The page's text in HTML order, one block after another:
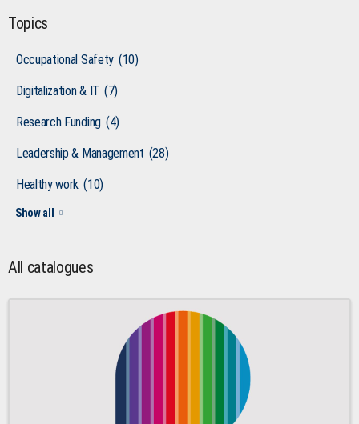
Topics
Occupational Safety (10)
Digitalization & IT (7)
Research Funding (4)
Leadership & Management (28)
Healthy work (10)
Show all
All catalogues